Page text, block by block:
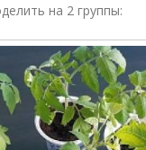
на 2 группы: